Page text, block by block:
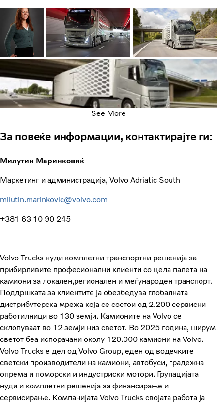
See More
За повеќе информации, контактирајте ги:
Милутин Маринковиќ
Маркетинг и администрација, Volvo Adriatic South
milutin.marinkovic@volvo.com
+381 63 10 90 245
Volvo Trucks нуди комплетни транспортни решенија за
прибирливите професионални клиенти со цела палета на
камиони за локален,регионален и меѓународен транспорт.
Поддршката за клиентите ја обезбедува глобалната
дистрибутерска мрежа која се состои од 2.200 сервисни
работилници во 130 земји. Камионите на Volvo се
склопуваат во 12 земји низ светот. Во 2025 година, ширум
светот беа испорачани околу 120.000 камиони на Volvo.
Volvo Trucks е дел од Volvo Group, еден од водечките
светски производители на камиони, автобуси, градежна
опрема и поморски и индустриски мотори. Групацијата
нуди и комплетни решенија за финансирање и
сервисирање. Компанијата Volvo Trucks својата работа ја